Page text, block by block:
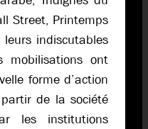
Street, Printemps
indiscutables
mobilisations ont
forme d’action
de la société
les institutions